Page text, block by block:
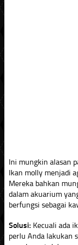
Ini mungkin alasan
Ikan molly menjadi
Mereka bahkan
dalam akuarium
berfungsi sebagai
Solusi: Kecuali ada
perlu Anda lakukan